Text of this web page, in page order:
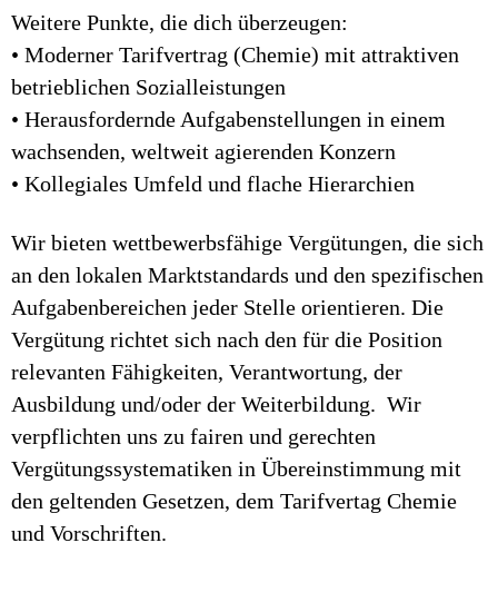
Weitere Punkte, die dich überzeugen:
• Moderner Tarifvertrag (Chemie) mit attraktiven
betrieblichen Sozialleistungen
• Herausfordernde Aufgabenstellungen in einem
wachsenden, weltweit agierenden Konzern
• Kollegiales Umfeld und flache Hierarchien
Wir bieten wettbewerbsfähige Vergütungen, die sich
an den lokalen Marktstandards und den spezifischen
Aufgabenbereichen jeder Stelle orientieren. Die
Vergütung richtet sich nach den für die Position
relevanten Fähigkeiten, Verantwortung, der
Ausbildung und/oder der Weiterbildung. Wir
verpflichten uns zu fairen und gerechten
Vergütungssystematiken in Übereinstimmung mit
den geltenden Gesetzen, dem Tarifvertag Chemie
und Vorschriften.